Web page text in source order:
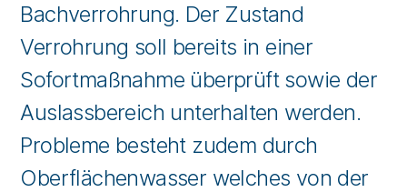
Bachverrohrung. Der Zustand
Verrohrung soll bereits in einer
Sofortmaßnahme überprüft sowie der
Auslassbereich unterhalten werden.
Probleme besteht zudem durch
Oberflächenwasser welches von der